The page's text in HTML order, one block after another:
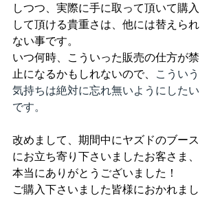
しつつ、実際に手に取って頂いて購入
して頂ける貴重さは、他には替えられ
ない事です。
いつ何時、こういった販売の仕方が禁
止になるかもしれないので、 こういう
気持ちは絶対に忘れ無いようにしたい
です。
改めまして、期間中にヤズドのブース
にお立ち寄り下さいましたお客さま、
本当にありがとうございました！
ご購入下さいました皆様におかれまし